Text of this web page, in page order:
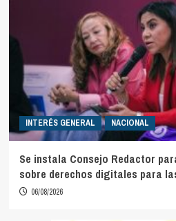
INTERÉS GENERAL NACIONAL
Se instala Consejo Redactor
sobre derechos digitales para
06/08/2026